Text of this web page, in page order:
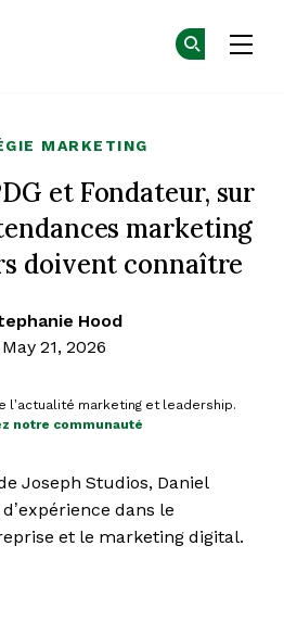
MARKETING
et Fondateur, sur
marketing
doivent connaître
Hood
21, 2026
l’actualité marketing et leadership.
notre communauté
Joseph Studios, Daniel
dans le
et le marketing digital.